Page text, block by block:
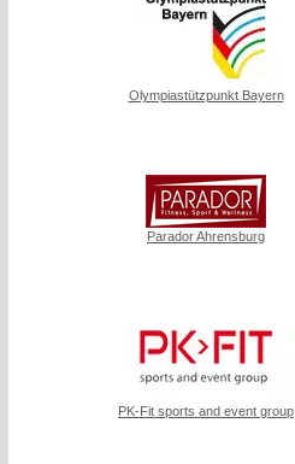
Olympiastützpunkt Bayern
Parador Ahrensburg
PK-Fit sports and event group